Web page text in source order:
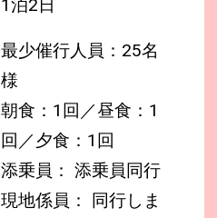
1泊2日
最少催行人員：25名
様
朝食：1回／昼食：1
回／夕食：1回
添乗員： 添乗員同行
現地係員： 同行しま